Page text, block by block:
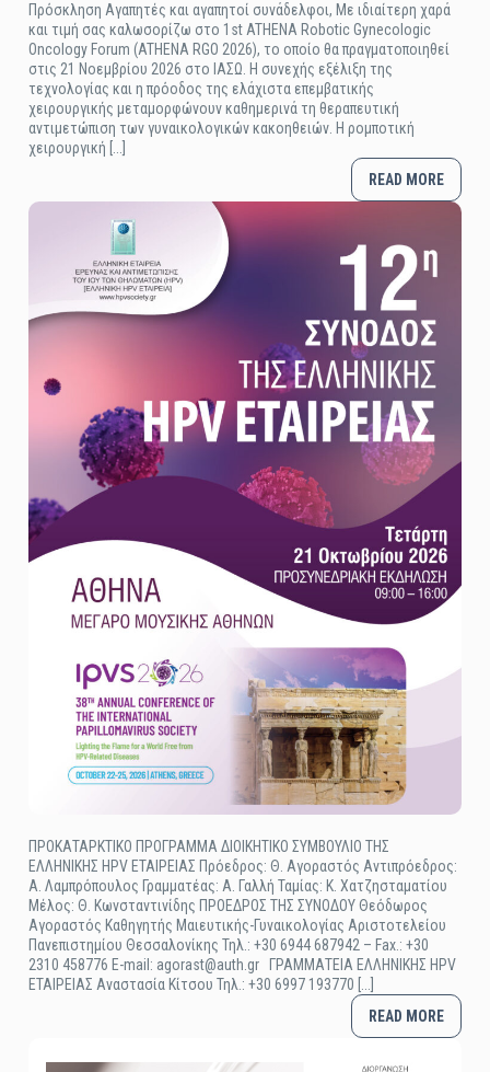
Πρόσκληση Αγαπητές και αγαπητοί συνάδελφοι, Με ιδιαίτερη χαρά
και τιμή σας καλωσορίζω στο 1st ATHENA Robotic Gynecologic
Oncology Forum (ATHENA RGO 2026), το οποίο θα πραγματοποιηθεί
στις 21 Νοεμβρίου 2026 στο ΙΑΣΩ. Η συνεχής εξέλιξη της
τεχνολογίας και η πρόοδος της ελάχιστα επεμβατικής
χειρουργικής μεταμορφώνουν καθημερινά τη θεραπευτική
αντιμετώπιση των γυναικολογικών κακοηθειών. Η ρομποτική
χειρουργική [...]
READ MORE
ΠΡΟΚΑΤΑΡΚΤΙΚΟ ΠΡΟΓΡΑΜΜΑ ΔΙΟΙΚΗΤΙΚΟ ΣΥΜΒΟΥΛΙΟ ΤΗΣ
ΕΛΛΗΝΙΚΗΣ HPV ΕΤΑΙΡΕΙΑΣ Πρόεδρος: Θ. Αγοραστός Αντιπρόεδρος:
Α. Λαμπρόπουλος Γραμματέας: Α. Γαλλή Ταμίας: K. Χατζησταματίου
Μέλος: Θ. Κωνσταντινίδης ΠΡΟΕΔΡΟΣ ΤΗΣ ΣΥΝΟΔΟΥ Θεόδωρος
Αγοραστός Καθηγητής Μαιευτικής-Γυναικολογίας Αριστοτελείου
Πανεπιστημίου Θεσσαλονίκης Τηλ.: +30 6944 687942 – Fax.: +30
2310 458776 E-mail: agorast@auth.gr ΓΡΑΜΜΑΤΕΙΑ ΕΛΛΗΝΙΚΗΣ HPV
ΕΤΑΙΡΕΙΑΣ Αναστασία Κίτσου Τηλ.: +30 6997 193770 [...]
READ MORE